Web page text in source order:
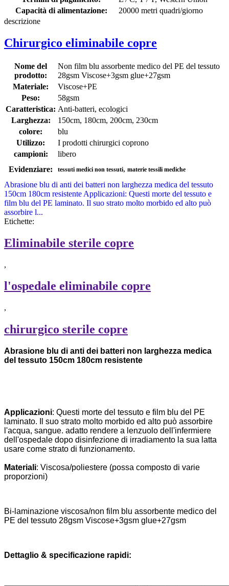
Capacità di alimentazione:
20000 metri quadri/giorno
descrizione
Chirurgico eliminabile copre
Nome del
prodotto:
Non film blu assorbente medico del PE del tessuto
28gsm Viscose+3gsm glue+27gsm
Materiale:
Viscose+PE
Peso:
58gsm
Caratteristica: Anti-batteri, ecologici
Larghezza:
150cm, 180cm, 200cm, 230cm
colore:
blu
Utilizzo:
I prodotti chirurgici coprono
campioni:
libero
Evidenziare:
tessuti medici non tessuti, materie tessili mediche
Abrasione blu di anti dei batteri non larghezza medica del tessuto
150cm 180cm resistente Applicazioni: Questi morte del tessuto e
film blu del PE laminato. Il suo strato molto morbido ed alto può
assorbire l...
Etichette:
Eliminabile sterile copre
,
l'ospedale eliminabile copre
,
chirurgico sterile copre
Abrasione blu di anti dei batteri non larghezza medica
del tessuto 150cm 180cm resistente
Applicazioni: Questi morte del tessuto e film blu del PE
laminato. Il suo strato molto morbido ed alto può assorbire
l'acqua, sangue. adatto rendere a lenzuolo dell'infermiere
dell'ospedale dopo disinfezione di irradiamento la sua latta
usare come strato di funzionamento.
Materiali: Viscosa/poliestere (possa composto di varie
proporzioni)
Bi-laminazione viscosa/non film blu assorbente medico del
PE del tessuto 28gsm Viscose+3gsm glue+27gsm
Dettaglio & specificazione rapidi: